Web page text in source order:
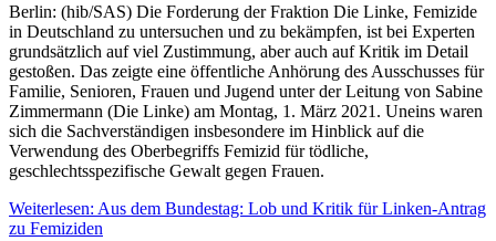
Berlin: (hib/SAS) Die Forderung der Fraktion Die Linke, Femizide
in Deutschland zu untersuchen und zu bekämpfen, ist bei Experten
grundsätzlich auf viel Zustimmung, aber auch auf Kritik im Detail
gestoßen. Das zeigte eine öffentliche Anhörung des Ausschusses für
Familie, Senioren, Frauen und Jugend unter der Leitung von Sabine
Zimmermann (Die Linke) am Montag, 1. März 2021. Uneins waren
sich die Sachverständigen insbesondere im Hinblick auf die
Verwendung des Oberbegriffs Femizid für tödliche,
geschlechtsspezifische Gewalt gegen Frauen.
Weiterlesen: Aus dem Bundestag: Lob und Kritik für Linken-Antrag
zu Femiziden